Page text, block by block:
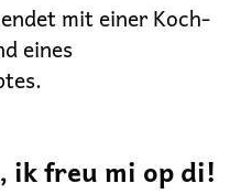
mit einer Koch-
eines
ik freu mi op di!